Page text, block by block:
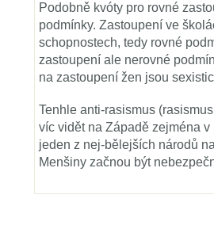
Podobně kvóty pro rovné
podmínky. Zastoupení ve
schopnostech, tedy rovné
zastoupení ale nerovné
na zastoupení žen jsou
Tenhle anti-rasismus
víc vidět na Západě zejména
jeden z nej-bělejších národů
Menšiny začnou být